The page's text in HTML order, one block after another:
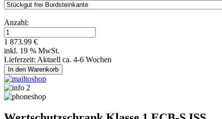
Anzahl:
1 873.99 €
inkl. 19 % MwSt.
Lieferzeit: Aktuell ca. 4-6 Wochen